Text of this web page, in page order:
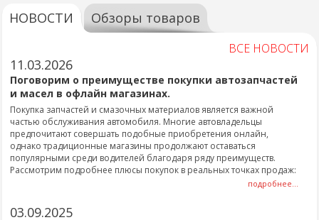
НОВОСТИ Обзоры товаров
ВСЕ НОВОСТИ
11.03.2026
Поговорим о преимуществе покупки автозапчастей
и масел в офлайн магазинах.
Покупка запчастей и смазочных материалов является важной
частью обслуживания автомобиля. Многие автовладельцы
предпочитают совершать подобные приобретения онлайн,
однако традиционные магазины продолжают оставаться
популярными среди водителей благодаря ряду преимуществ.
Рассмотрим подробнее плюсы покупок в реальных точках продаж:
подробнее...
03.09.2025